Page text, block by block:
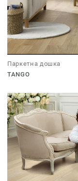
Паркетна дошка
TANGO